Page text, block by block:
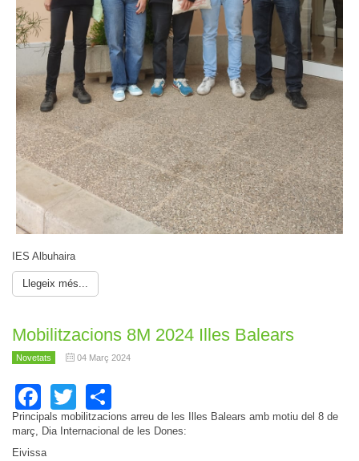
IES Albuhaira
Llegeix més...
Mobilitzacions 8M 2024 Illes Balears
Novetats 04 Març 2024
Facebook
Twitter
Principals mobilitzacions arreu de les Illes Balears amb motiu del 8 de
març, Dia Internacional de les Dones:
Eivissa